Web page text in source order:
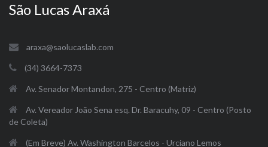
São Lucas Araxá
araxa@saolucaslab.com
(34) 3664-7373
Av. Senador Montandon, 275 - Centro (Matriz)
Av. Vereador João Sena esq. Dr. Baracuhy, 09 - Centro (Posto
de Coleta)
(Em Breve) Av. Washington Barcelos - Urciano Lemos